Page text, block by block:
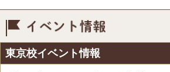
東京校イベント情報